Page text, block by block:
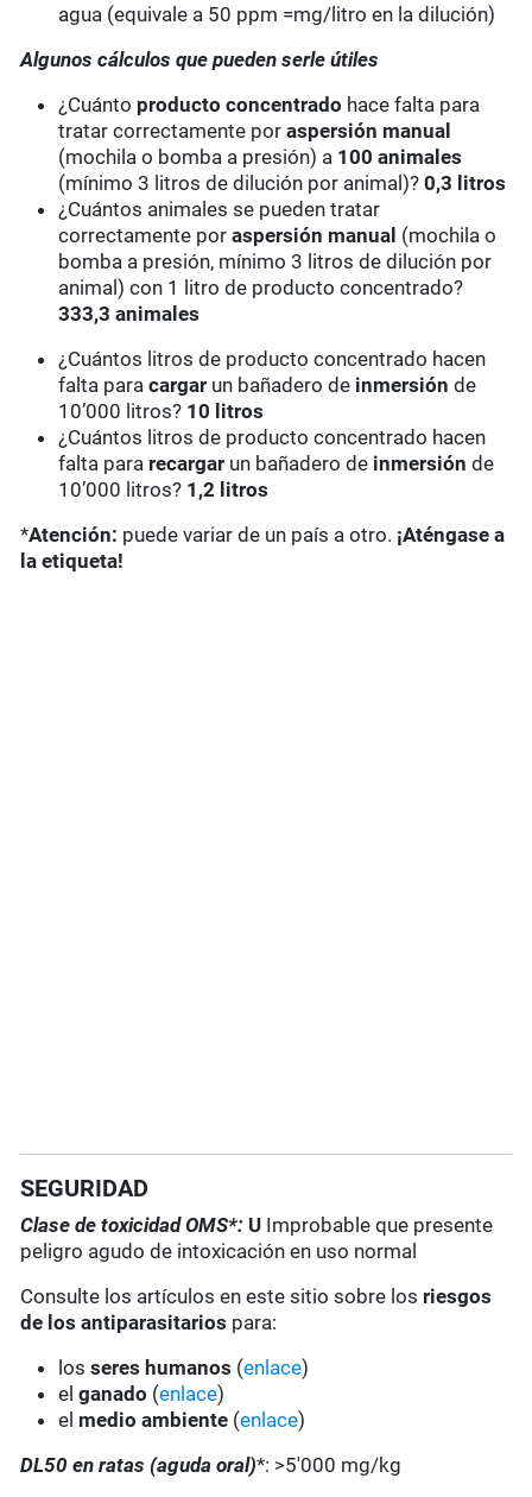
agua (equivale a 50 ppm =mg/litro en la dilución)
Algunos cálculos que pueden serle útiles
¿Cuánto producto concentrado hace falta para
tratar correctamente poraspersión manual
(mochila o bomba a presión) a 100 animales
(mínimo 3 litros de dilución por animal)?0,3 litros
¿Cuántos animales se pueden tratar
correctamente poraspersión manual (mochila o
bomba a presión, mínimo 3 litros de dilución por
animal) con 1 litro de producto concentrado?
333,3 animales
¿Cuántos litros de producto concentrado hacen
falta paracargar un bañadero de inmersión de
10’000 litros? 10 litros
¿Cuántos litros de producto concentrado hacen
falta para recargar un bañadero de inmersión de
10’000 litros? 1,2 litros
*Atención: puede variar de un país a otro. ¡Aténgase a
la etiqueta!
SEGURIDAD
Clase de toxicidad OMS*: U Improbable que presente
peligro agudo de intoxicación en uso normal
Consulte los artículos en este sitio sobre los riesgos
de los antiparasitarios para:
losseres humanos (enlace)
elganado (enlace)
el medio ambiente (enlace)
DL50 en ratas (aguda oral)*: >5'000 mg/kg